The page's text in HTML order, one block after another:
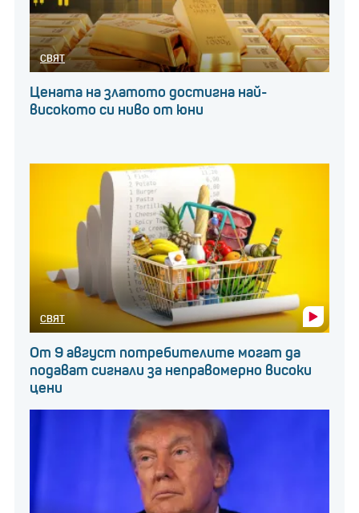
СВЯТ
Цената на златото достигна най-
високото си ниво от юни
СВЯТ
От 9 август потребителите могат да
подават сигнали за неправомерно високи
цени